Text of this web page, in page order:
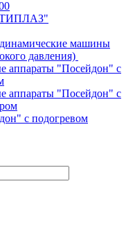
машины
давления)
аппараты "Посейдон" с
аппараты "Посейдон" с
с подогревом